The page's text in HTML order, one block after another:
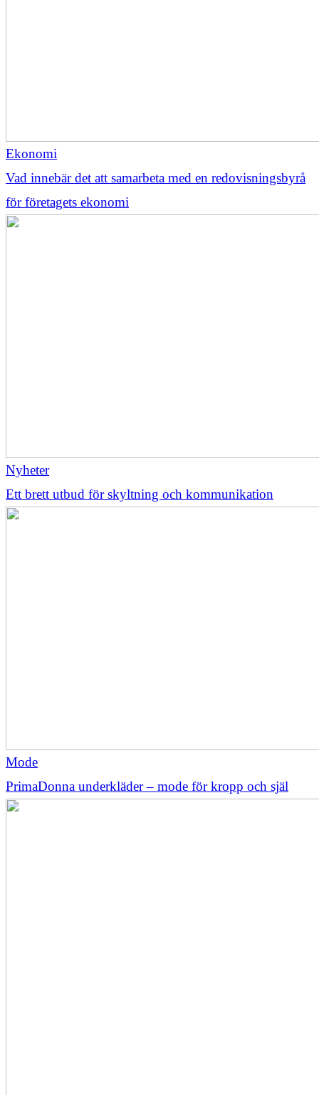
Ekonomi
Vad innebär det att samarbeta med en redovisningsbyrå
för företagets ekonomi
Nyheter
Ett brett utbud för skyltning och kommunikation
Mode
PrimaDonna underkläder – mode för kropp och själ